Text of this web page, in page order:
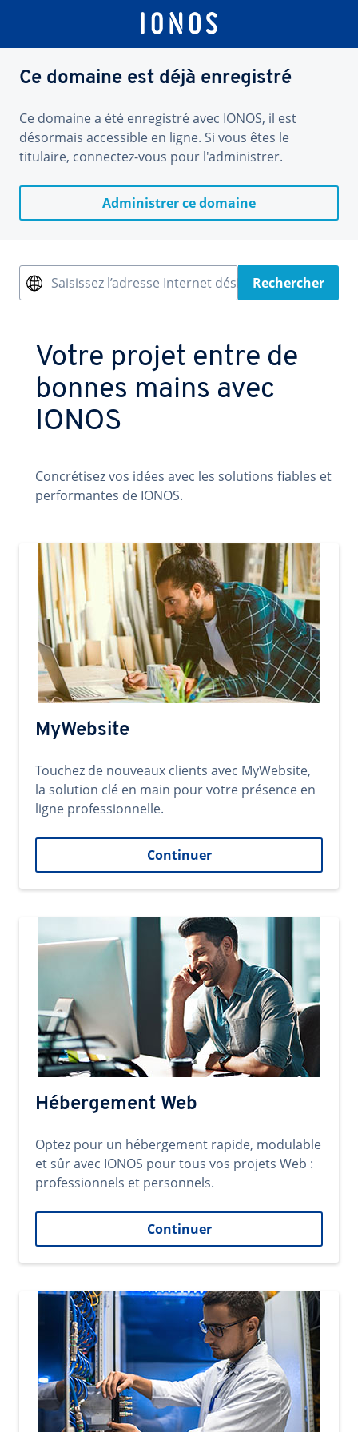
Ce domaine est déjà enregistré
Ce domaine a été enregistré avec IONOS, il est
désormais accessible en ligne. Si vous êtes le
titulaire, connectez-vous pour l'administrer.
Administrer ce domaine
Saisissez l’adresse Internet désiréeRechercher
Votre projet entre de
bonnes mains avec
IONOS
Concrétisez vos idées avec les solutions fiables et
performantes de IONOS.
MyWebsite
Touchez de nouveaux clients avec MyWebsite,
la solution clé en main pour votre présence en
ligne professionnelle.
Continuer
Hébergement Web
Optez pour un hébergement rapide, modulable
et sûr avec IONOS pour tous vos projets Web :
professionnels et personnels.
Continuer